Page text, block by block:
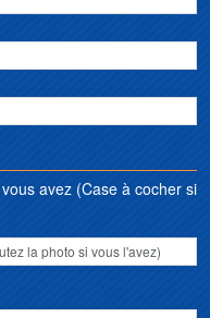
avez (Case à cocher si